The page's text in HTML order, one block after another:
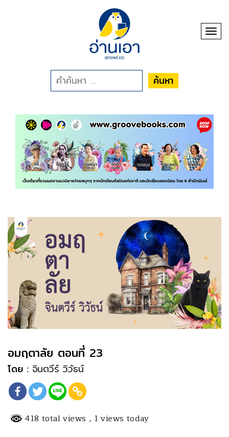
ค้นหา
อมฤตาลัย ตอนที่ 23
โดย : จินตวีร์ วิวัธน์
418 total views , 1 views today